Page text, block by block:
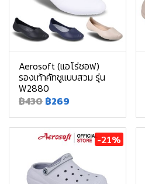
Aerosoft (แอโร่ซอฟ)
รองเท้าคัทชูแบบสวม รุ่น
W2880
฿430 ฿269
-21%